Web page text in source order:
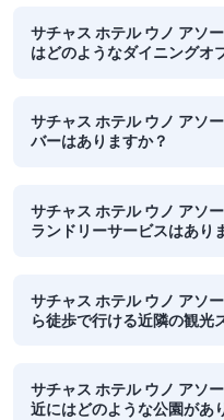
サチャス ホテル ウノ アソ
はどのようなダイニングオ
サチャス ホテル ウノ アソ
バーはありますか？
サチャス ホテル ウノ アソ
ランドリーサービスはあり
サチャス ホテル ウノ アソ
ら徒歩で行ける近隣の観光
サチャス ホテル ウノ アソ
近にはどのような公園があ